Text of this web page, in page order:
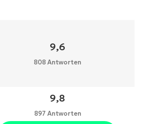
9,6
808 Antworten
9,8
897 Antworten